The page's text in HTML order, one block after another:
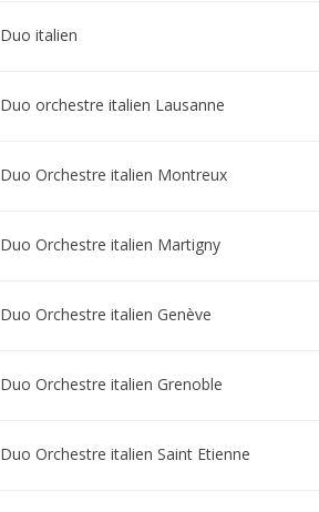
Duo italien
Duo orchestre italien Lausanne
Duo Orchestre italien Montreux
Duo Orchestre italien Martigny
Duo Orchestre italien Genève
Duo Orchestre italien Grenoble
Duo Orchestre italien Saint Etienne